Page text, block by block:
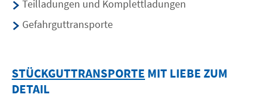
Teilladungen und Komplettladungen
Gefahrguttransporte
STÜCKGUTTRANSPORTE MIT LIEBE ZUM
DETAIL